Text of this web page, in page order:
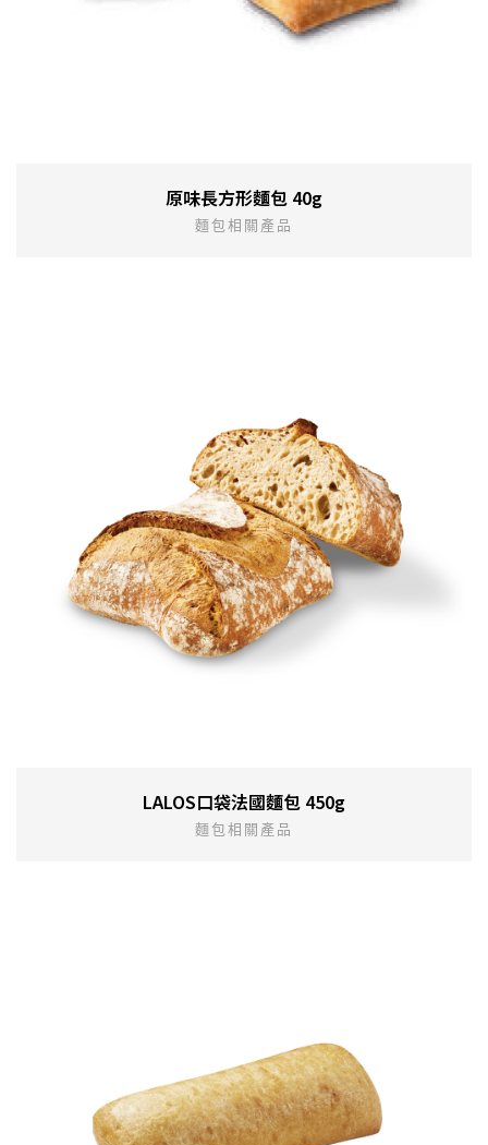
原味長方形麵包 40g
麵包相關產品
LALOS口袋法國麵包 450g
麵包相關產品